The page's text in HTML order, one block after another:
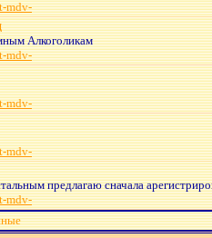
mdv-
Алкоголикам
mdv-
mdv-
mdv-
предлагаю сначала
mdv-